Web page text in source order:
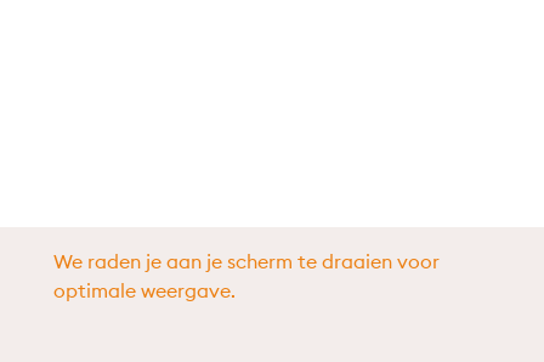
We raden je aan je scherm te draaien voor
optimale weergave.